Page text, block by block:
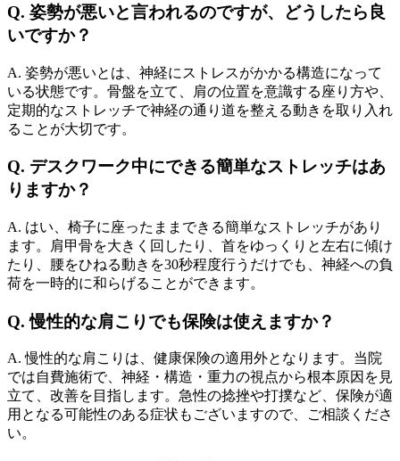
Q. 姿勢が悪いと言われるのですが、どうしたら良
いですか？
A. 姿勢が悪いとは、神経にストレスがかかる構造になって
いる状態です。骨盤を立て、肩の位置を意識する座り方や、
定期的なストレッチで神経の通り道を整える動きを取り入れ
ることが大切です。
Q. デスクワーク中にできる簡単なストレッチはあ
りますか？
A. はい、椅子に座ったままできる簡単なストレッチがあり
ます。肩甲骨を大きく回したり、首をゆっくりと左右に傾け
たり、腰をひねる動きを30秒程度行うだけでも、神経への負
荷を一時的に和らげることができます。
Q. 慢性的な肩こりでも保険は使えますか？
A. 慢性的な肩こりは、健康保険の適用外となります。当院
では自費施術で、神経・構造・重力の視点から根本原因を見
立て、改善を目指します。急性の捻挫や打撲など、保険が適
用となる可能性のある症状もございますので、ご相談くださ
い。